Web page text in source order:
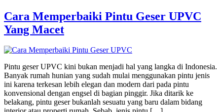
Cara Memperbaiki Pintu Geser UPVC
Yang Macet
Pintu geser UPVC kini bukan menjadi hal yang langka di Indonesia.
Banyak rumah hunian yang sudah mulai menggunakan pintu jenis
ini karena terkesan lebih elegan dan modern dari pada pintu
konvensional dengan engsel di bagian pinggir. Jika ditarik ke
belakang, pintu geser bukanlah sesuatu yang baru dalam bidang